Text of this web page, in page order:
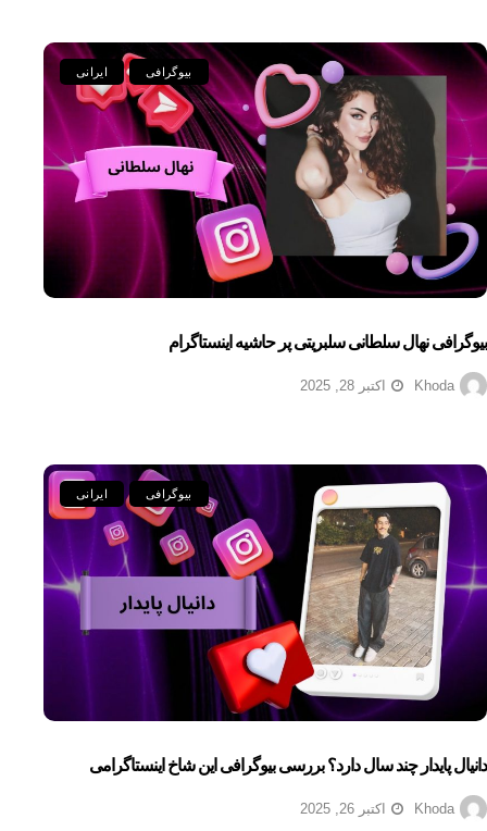
ایرانی بیوگرافی
بیوگرافی نهال سلطانی سلبریتی پر حاشیه اینستاگرام
Khoda اکتبر 28, 2025
ایرانی بیوگرافی
دانیال پایدار چند سال دارد؟ بررسی بیوگرافی این شاخ اینستاگرامی
Khoda اکتبر 26, 2025